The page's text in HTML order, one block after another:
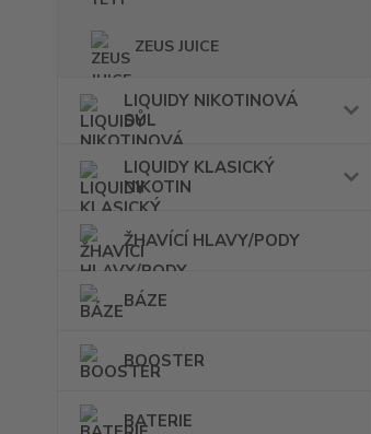
ZEUS JUICE
LIQUIDY NIKOTINOVÁ
SŮL
LIQUIDY KLASICKÝ
NIKOTIN
ŽHAVÍCÍ HLAVY/PODY
BÁZE
BOOSTER
BATERIE